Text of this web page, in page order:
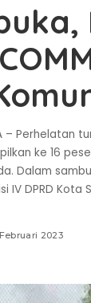
– Perhelatan
ke 16
Dalam
IV DPRD
2023